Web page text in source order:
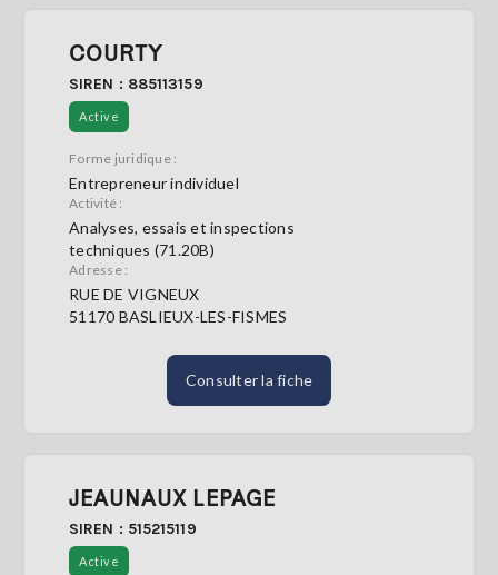
COURTY
SIREN : 885113159
Active
Forme juridique :
Entrepreneur individuel
Activité :
Analyses, essais et inspections
techniques (71.20B)
Adresse :
RUE DE VIGNEUX
51170 BASLIEUX-LES-FISMES
Consulter la fiche
JEAUNAUX LEPAGE
SIREN : 515215119
Active